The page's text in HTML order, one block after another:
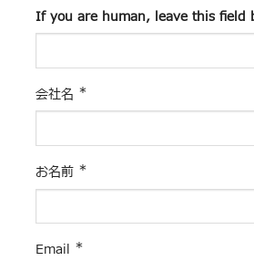
If you are human, leave this field
会社名 *
お名前 *
Email *